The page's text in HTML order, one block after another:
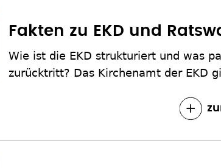
Fakten zu EKD und
Wie ist die EKD strukturiert und was
zurücktritt? Das Kirchenamt der EKD